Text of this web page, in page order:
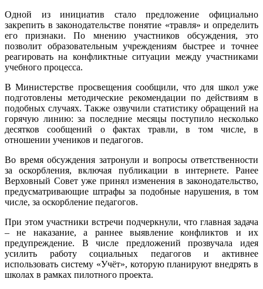
Одной из инициатив стало предложение официально
закрепить в законодательстве понятие «травля» и определить
его признаки. По мнению участников обсуждения, это
позволит образовательным учреждениям быстрее и точнее
реагировать на конфликтные ситуации между участниками
учебного процесса.
В Министерстве просвещения сообщили, что для школ уже
подготовлены методические рекомендации по действиям в
подобных случаях. Также озвучили статистику обращений на
горячую линию: за последние месяцы поступило несколько
десятков сообщений о фактах травли, в том числе, в
отношении учеников и педагогов.
Во время обсуждения затронули и вопросы ответственности
за оскорбления, включая публикации в интернете. Ранее
Верховный Совет уже принял изменения в законодательство,
предусматривающие штрафы за подобные нарушения, в том
числе, за оскорбление педагогов.
При этом участники встречи подчеркнули, что главная задача
– не наказание, а раннее выявление конфликтов и их
предупреждение. В числе предложений прозвучала идея
усилить работу социальных педагогов и активнее
использовать систему «Учёт», которую планируют внедрять в
школах в рамках пилотного проекта.